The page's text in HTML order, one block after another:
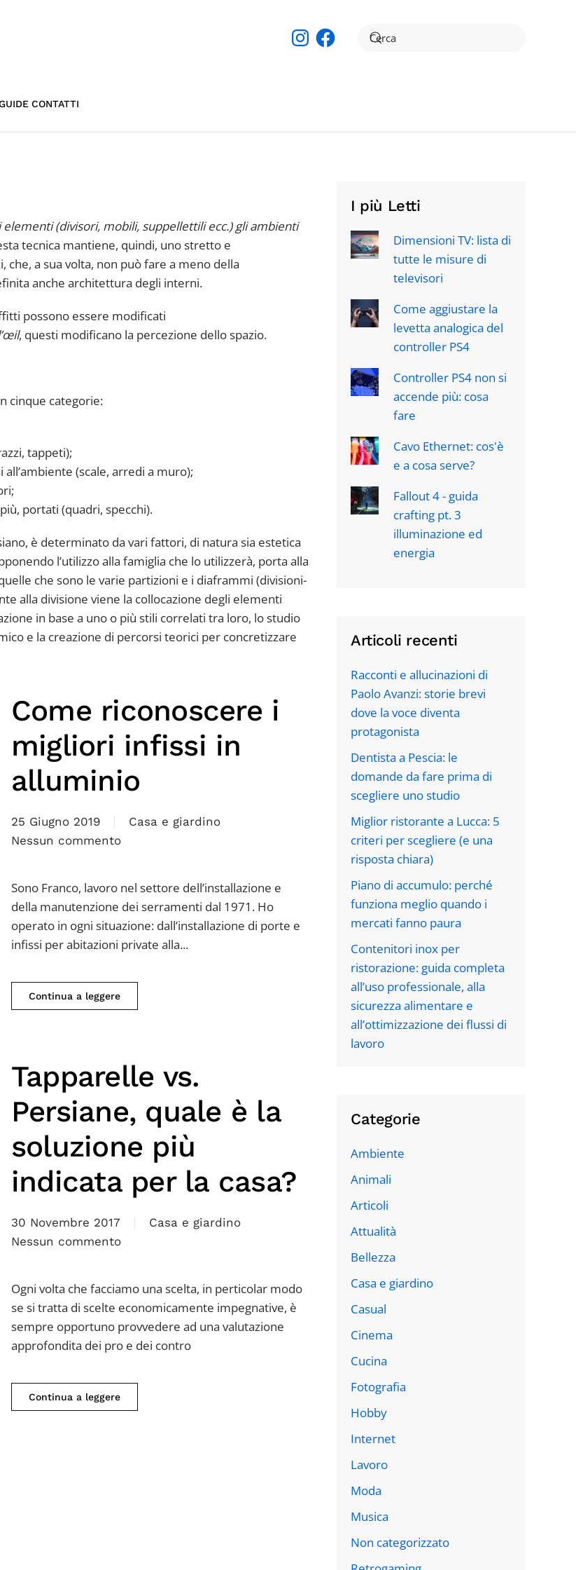
InstagramFacebook
CONTATTI
(divisori, mobili, suppellettili ecc.) gli ambienti
tecnica mantiene, quindi, uno stretto e
che, a sua volta, non può fare a meno della
anche architettura degli interni.
possono essere modificati
, questi modificano la percezione dello spazio.
cinque categorie:
tappeti);
(scale, arredi a muro);
portati (quadri, specchi).
è determinato da vari fattori, di natura sia estetica
l’utilizzo alla famiglia che lo utilizzerà, porta alla
che sono le varie partizioni e i diaframmi (divisioni-
alla divisione viene la collocazione degli elementi
in base a uno o più stili correlati tra loro, lo studio
e la creazione di percorsi teorici per concretizzare
Come riconoscere i
migliori infissi in
alluminio
25 Giugno 2019
Casa e giardino
Nessun commento
su
riconoscere
i
migliori
infissi
alluminio
Sono Franco, lavoro nel settore dell’installazione e
della manutenzione dei serramenti dal 1971. Ho
operato in ogni situazione: dall’installazione di porte e
infissi per abitazioni private alla...
Continua a leggere
Tapparelle vs.
Persiane, quale è la
soluzione più
indicata per la casa?
30 Novembre 2017
Casa e giardino
Nessun commento
su
vs.
Persiane,
quale
è
soluzione
Ogni volta che facciamo una scelta, in perticolar modo
se si tratta di scelte economicamente impegnative, è
sempre opportuno provvedere ad una valutazione
approfondita dei pro e dei contro
Continua a leggere
I più Letti
Dimensioni TV: lista di
tutte le misure di
televisori
Come aggiustare la
levetta analogica del
controller PS4
Controller PS4 non si
accende più: cosa
fare
Cavo Ethernet: cos'è
e a cosa serve?
Fallout 4 - guida
crafting pt. 3
illuminazione ed
energia
Articoli recenti
Racconti e allucinazioni di
Paolo Avanzi: storie brevi
dove la voce diventa
protagonista
Dentista a Pescia: le
domande da fare prima di
scegliere uno studio
Miglior ristorante a Lucca: 5
criteri per scegliere (e una
risposta chiara)
Piano di accumulo: perché
funziona meglio quando i
mercati fanno paura
Contenitori inox per
ristorazione: guida completa
all’uso professionale, alla
sicurezza alimentare e
all’ottimizzazione dei flussi di
lavoro
Categorie
Ambiente
Animali
Articoli
Attualità
Bellezza
Casa e giardino
Casual
Cinema
Cucina
Fotografia
Hobby
Internet
Lavoro
Moda
Musica
Non categorizzato